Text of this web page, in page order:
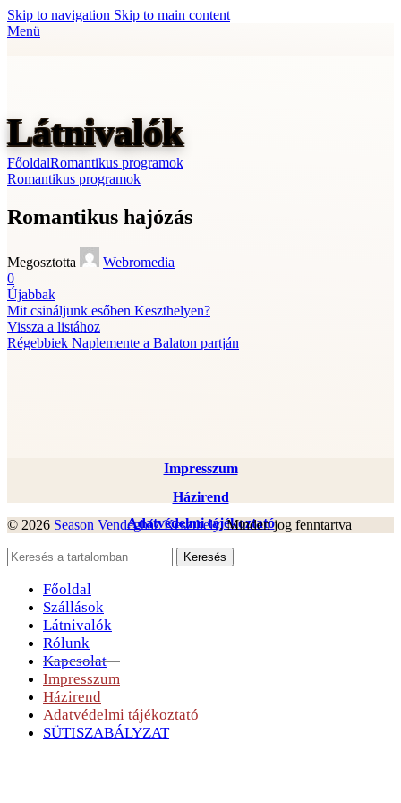
Skip to navigation Skip to main content
Menü
Látnivalók
FőoldalRomantikus programok
Romantikus programok
Romantikus hajózás
Megosztotta
Webromedia
0
Újabbak
Mit csináljunk esőben Keszthelyen?
Vissza a listához
Régebbiek Naplemente a Balaton partján
Impresszum
Házirend
Adatvédelmi tájékoztató
© 2026 Season Vendégház Keszthely. Minden jog fenntartva
Keresés
Főoldal
Szállások
Látnivalók
Rólunk
Kapcsolat
Impresszum
Házirend
Adatvédelmi tájékoztató
SÜTISZABÁLYZAT